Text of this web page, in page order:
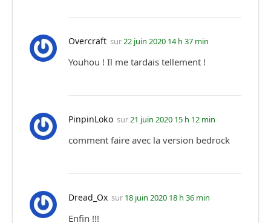
Overcraft sur22 juin 2020 14 h 37 min
Youhou ! Il me tardais tellement !
PinpinLoko sur21 juin 2020 15 h 12 min
comment faire avec la version bedrock
Dread_Ox sur 18 juin 2020 18 h 36 min
Enfin !!!